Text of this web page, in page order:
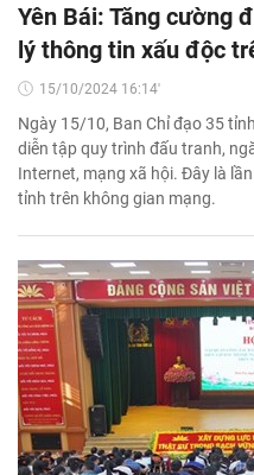
Yên Bái: Tăng cường
lý thông tin xấu độc
15/10/2024 16:14'
Ngày 15/10, Ban Chỉ đạo 35
diễn tập quy trình đấu tranh,
Internet, mạng xã hội. Đây là
tỉnh trên không gian mạng.